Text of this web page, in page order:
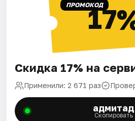
ПРОМОКОД
Скидка 17% на
Применили: 2 671 раз
адмитад
Скопировать